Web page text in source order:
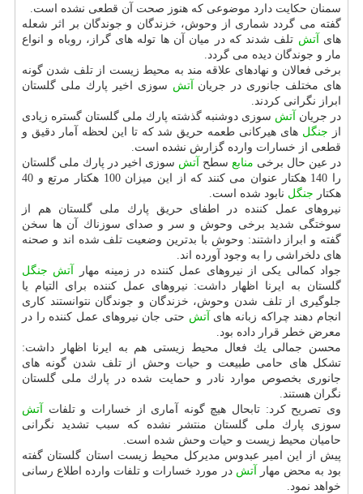
سمنان حكایت دارد موضوعی كه هنوز صحت آن قطعی نشده است.
گفته می گردد شماری از وحوش، خزندگان و جوندگان بر اثر شعله
های آتش تلف شدند كه در میان آن ها توله های گراز، روباه و انواع
مار و جوندگان دیده می گردد.
برخی فعالان و نهادهای علاقه مند به محیط زیست از تلف شدن گونه
های مختلف جانوری در جریان آتش سوزی اخیر پارك ملی گلستان
ابراز نگرانی كردند.
در جریان آتش سوزی دوشنبه گذشته پارك ملی گلستان گستره زیادی
از جنگل های هیركانی طعمه حریق شد كه تا این لحظه آمار دقیق و
قطعی از خسارات وارده گزارش نشده است.
در عین حال برخی منابع سطح آتش سوزی اخیر در پارك ملی گلستان
را 140 هكتار عنوان می كنند كه از این میزان 100 هكتار مرتع و 40
هكتار جنگل نابود شده است.
نیروهای عمل كننده در اطفای حریق پارك ملی گلستان هم از
سوختگی شدید برخی وحوش و سر و صدای سوزناك آن ها سخن
گفته و ابراز داشتند: وحوش با بدترین وضعیت تلف شده اند و صحنه
های دلخراشی را به وجود آورده اند.
جواد كمالی یكی از نیروهای عمل كننده در زمینه مهار آتش جنگل
گلستان به ایرنا اظهار داشت: نیروهای عمل كننده برای التیام یا
جلوگیری از تلف شدن وحوش، خزندگان و جوندگان نتوانستند كاری
انجام دهند چراكه زبانه های آتش حتی جان نیروهای عمل كننده را در
معرض خطر قرار داده بود.
محسن جمالی یك فعال محیط زیستی هم به ایرنا اظهار داشت:
تشكل های حامی طبیعت و حیات وحش از تلف شدن گونه های
جانوری بخصوص موارد نادر و حمایت شده در پارك ملی گلستان
نگران هستند.
وی تصریح كرد: تابحال هیچ گونه آماری از خسارات و تلفات آتش
سوزی پارك ملی گلستان منتشر نشده كه سبب تشدید نگرانی
حامیان محیط زیست و حیات وحش شده است.
پیش از این امیر عبدوس مدیركل محیط زیست استان گلستان گفته
بود به محض مهار آتش در مورد خسارات و تلفات وارده اطلاع رسانی
خواهد نمود.